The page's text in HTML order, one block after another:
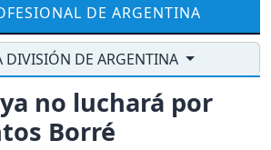
DE ARGENTINA
DIVISIÓN DE ARGENTINA
no luchará por
Borré